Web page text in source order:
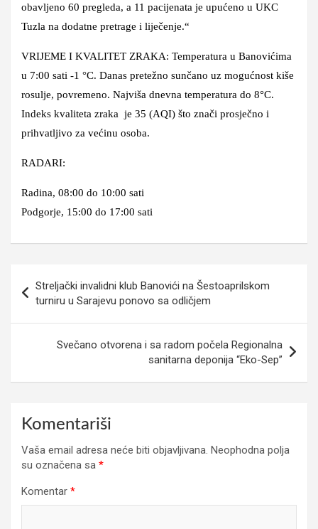
obavljeno 60 pregleda, a 11 pacijenata je upućeno u UKC
Tuzla na dodatne pretrage i liječenje.“
VRIJEME I KVALITET ZRAKA: Temperatura u Banovićima
u 7:00 sati -1 °C. Danas pretežno sunčano uz mogućnost kiše
rosulje, povremeno. Najviša dnevna temperatura do 8°C.
Indeks kvaliteta zraka je 35 (AQI) što znači prosječno i
prihvatljivo za većinu osoba.
RADARI:
Radina, 08:00 do 10:00 sati
Podgorje, 15:00 do 17:00 sati
članaka
Streljački invalidni klub Banovići na Šestoaprilskom
turniru u Sarajevu ponovo sa odličjem
Svečano otvorena i sa radom počela Regionalna
sanitarna deponija “Eko-Sep”
Komentariši
Vaša email adresa neće biti objavljivana. Neophodna polja
su označena sa *
Komentar *